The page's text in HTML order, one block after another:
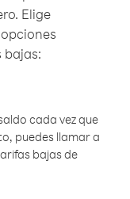
Elige
bajas:
cada vez que
puedes llamar a
bajas de